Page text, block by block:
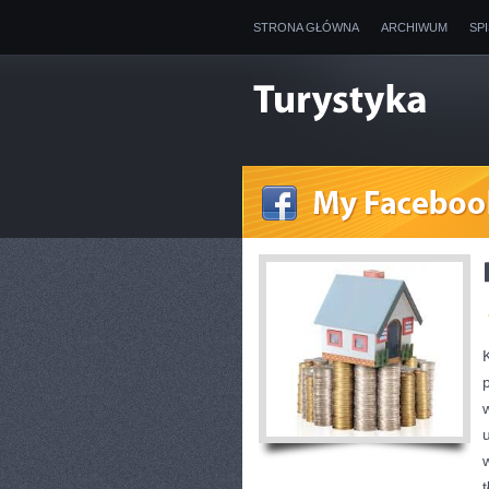
STRONA GŁÓWNA ARCHIWUM